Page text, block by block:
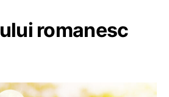
romanesc